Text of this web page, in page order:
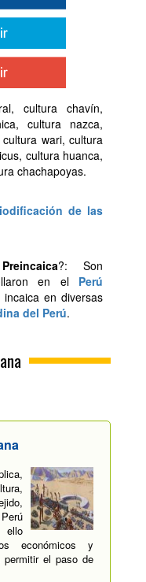
cultura chavín,
cultura nazca,
wari, cultura
cultura huanca,
chachapoyas.
de las
?: Son
en el Perú
en diversas
del Perú.
económicos y
el paso de